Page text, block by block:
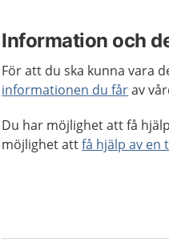
Information och
För att du ska kunna vara
informationen du fårav
Du har möjlighet att få
möjlighet attfå hjälp av en